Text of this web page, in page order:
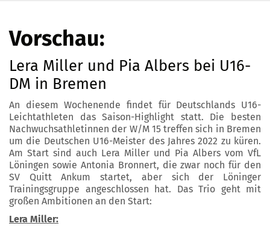
Vorschau:
Lera Miller und Pia Albers bei U16-
DM in Bremen
An diesem Wochenende findet für Deutschlands U16-
Leichtathleten das Saison-Highlight statt. Die besten
Nachwuchsathletinnen der W/M 15 treffen sich in Bremen
um die Deutschen U16-Meister des Jahres 2022 zu küren.
Am Start sind auch Lera Miller und Pia Albers vom VfL
Löningen sowie Antonia Bronnert, die zwar noch für den
SV Quitt Ankum startet, aber sich der Löninger
Trainingsgruppe angeschlossen hat. Das Trio geht mit
großen Ambitionen an den Start:
Lera Miller: